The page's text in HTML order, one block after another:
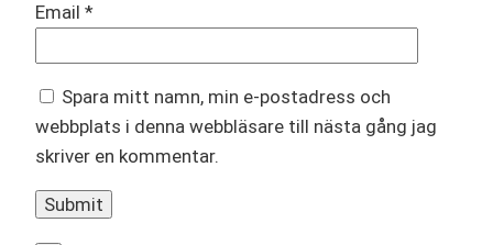
Email *
Spara mitt namn, min e-postadress och
webbplats i denna webbläsare till nästa gång jag
skriver en kommentar.